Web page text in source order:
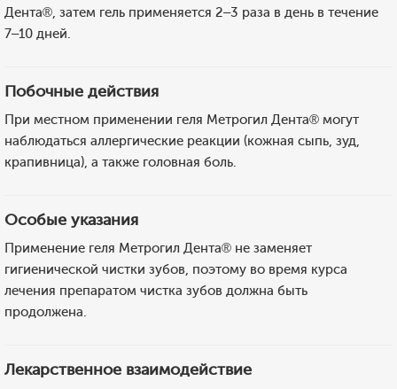
Дента®, затем гель применяется 2–3 раза в день в течение
7–10 дней.
Побочные действия
При местном применении геля Метрогил Дента® могут
наблюдаться аллергические реакции (кожная сыпь, зуд,
крапивница), а также головная боль.
Особые указания
Применение геля Метрогил Дента® не заменяет
гигиенической чистки зубов, поэтому во время курса
лечения препаратом чистка зубов должна быть
продолжена.
Лекарственное взаимодействие